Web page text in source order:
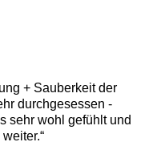
+ Sauberkeit der
durchgesessen -
sehr wohl gefühlt und